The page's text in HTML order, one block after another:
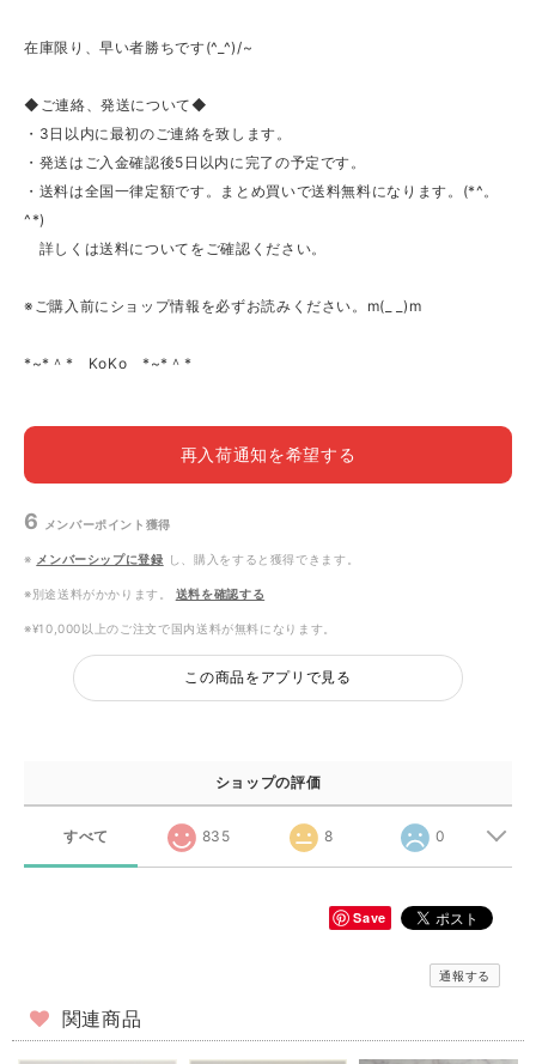
在庫限り、早い者勝ちです(^_^)/~
◆ご連絡、発送について◆
・3日以内に最初のご連絡を致します。
・発送はご入金確認後5日以内に完了の予定です。
・送料は全国一律定額です。まとめ買いで送料無料になります。(*^。
^*)
詳しくは送料についてをご確認ください。
※ご購入前にショップ情報を必ずお読みください。m(_ _)m
*~*＾* KoKo *~*＾*
再入荷通知を希望する
6 メンバーポイント 獲得
※ メンバーシップに登録 し、購入をすると獲得できます。
※別途送料がかかります。 送料を確認する
※¥10,000以上のご注文で国内送料が無料になります。
この商品をアプリで見る
ショップの評価
すべて 835 8 0
Save
通報する
関連商品